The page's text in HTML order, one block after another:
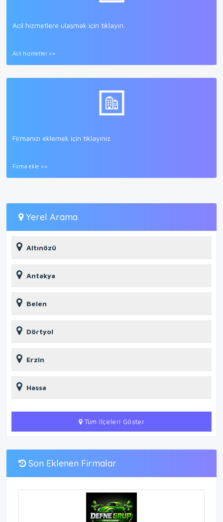
Acil hizmetlere ulaşmak için tıklayın.
Acil hizmetler >>
Firmanızı eklemek için tıklayınız.
Firma ekle >>
Yerel Arama
Altınözü
Antakya
Belen
Dörtyol
Erzin
Hassa
Tüm İlçeleri Göster
Son Eklenen Firmalar